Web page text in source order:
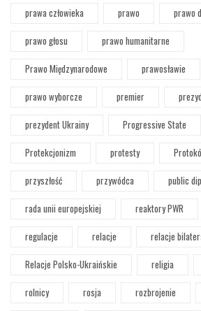
prawa człowieka prawo
prawo
prawo głosu
prawo humanitarne
Prawo Międzynarodowe
prawosławie
prawo wyborcze
premier
prezydent Ukrainy
Progressive State
Protekcjonizm
protesty
przyszłość
przywódca
public
rada unii europejskiej
reaktory PWR
regulacje
relacje
relacje
Relacje Polsko-Ukraińskie
religia
rolnicy
rosja rozbrojenie